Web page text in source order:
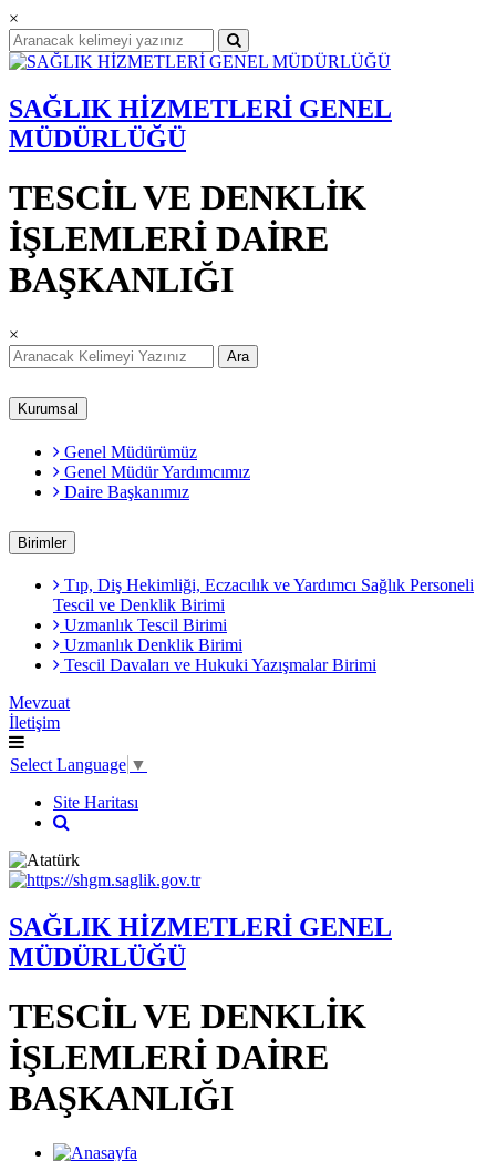
×
SAĞLIK HİZMETLERİ GENEL
MÜDÜRLÜĞÜ
TESCİL VE DENKLİK
İŞLEMLERİ DAİRE
BAŞKANLIĞI
×
Ara
Kurumsal
Genel Müdürümüz
Genel Müdür Yardımcımız
Daire Başkanımız
Birimler
Tıp, Diş Hekimliği, Eczacılık ve Yardımcı Sağlık Personeli
Tescil ve Denklik Birimi
Uzmanlık Tescil Birimi
Uzmanlık Denklik Birimi
Tescil Davaları ve Hukuki Yazışmalar Birimi
Mevzuat
İletişim
Select Language ▼
Site Haritası
SAĞLIK HİZMETLERİ GENEL
MÜDÜRLÜĞÜ
TESCİL VE DENKLİK
İŞLEMLERİ DAİRE
BAŞKANLIĞI